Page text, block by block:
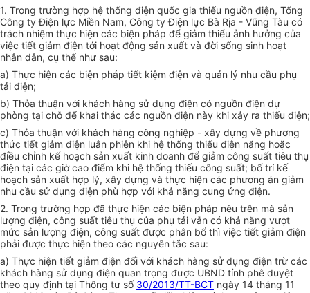
1. Trong trường hợp hệ thống điện quốc gia thiếu nguồn điện, Tổng
Công ty Điện lực Miền Nam, Công ty Điện lực Bà Rịa - Vũng Tàu có
trách nhiệm thực hiện các biện pháp để giảm thiểu ảnh hưởng của
việc tiết giảm điện tới hoạt động sản xuất và đời sống sinh hoạt
nhân dân, cụ thể như sau:
a) Thực hiện các biện pháp tiết kiệm điện và quản lý nhu cầu phụ
tải điện;
b) Thỏa thuận với khách hàng sử dụng điện có nguồn điện dự
phòng tại chỗ để khai thác các nguồn điện này khi xảy ra thiếu điện;
c) Thỏa thuận với khách hàng công nghiệp - xây dựng về phương
thức tiết giảm điện luân phiên khi hệ thống thiếu điện năng hoặc
điều chỉnh kế hoạch sản xuất kinh doanh để giảm công suất tiêu thụ
điện tại các giờ cao điểm khi hệ thống thiếu công suất; bố trí kế
hoạch sản xuất hợp lý, xây dựng và thực hiện các phương án giảm
nhu cầu sử dụng điện phù hợp với khả năng cung ứng điện.
2. Trong trường hợp đã thực hiện các biện pháp nêu trên mà sản
lượng điện, công suất tiêu thụ của phụ tải vẫn có khả năng vượt
mức sản lượng điện, công suất được phân bổ thì việc tiết giảm điện
phải được thực hiện theo các nguyên tắc sau:
a) Thực hiện tiết giảm điện đối với khách hàng sử dụng điện trừ các
khách hàng sử dụng điện quan trọng được UBND tỉnh phê duyệt
theo quy định tại Thông tư số 30/2013/TT-BCT ngày 14 tháng 11